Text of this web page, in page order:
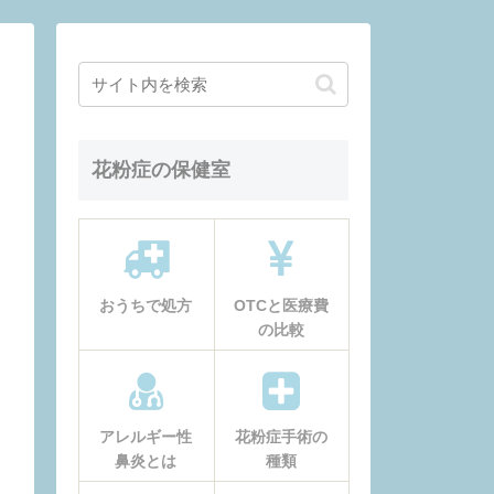
花粉症の保健室
おうちで処方
OTCと医療費
の比較
アレルギー性
鼻炎とは
花粉症手術の
種類